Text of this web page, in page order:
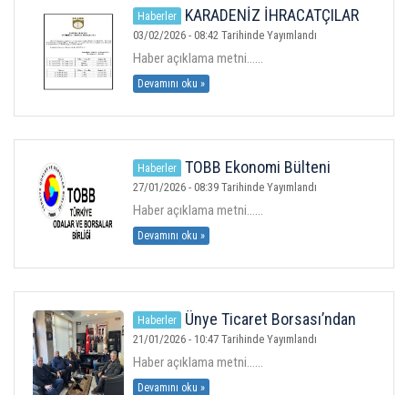
İSTATISTIKLER
ÜYELER
MEVZUAT
GALERI
İLETIŞIM
Haberler
KARADENİZ İHRACATÇILAR
BİRLİĞİ OCAK AYI İHRACAT BÜLTENİ
YAYINDA
03/02/2026 - 08:42 Tarihinde Yayımlandı
Haber açıklama metni......
Devamını oku »
Haberler
TOBB Ekonomi Bülteni
Yayında
27/01/2026 - 08:39 Tarihinde Yayımlandı
Haber açıklama metni......
Devamını oku »
Haberler
Ünye Ticaret Borsası’ndan
Bekir Şimşek’e Tebrik Ziyareti
21/01/2026 - 10:47 Tarihinde Yayımlandı
Haber açıklama metni......
Devamını oku »